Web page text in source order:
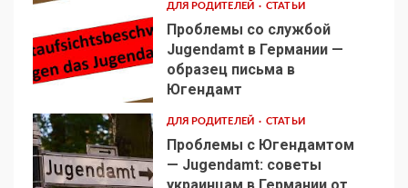
2
ДЛЯ РОДИТЕЛЕЙ СТАТЬИ
Проблемы со службой
Jugendamt в Германии —
образец письма в
Югендамт
ДЛЯ РОДИТЕЛЕЙ СТАТЬИ
Проблемы с Югендамтом
— Jugendamt: советы